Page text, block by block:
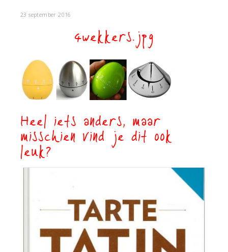
23 september 2016
4wekkers.jpg
Heel iets anders, maar
misschien vind je dit ook
leuk?